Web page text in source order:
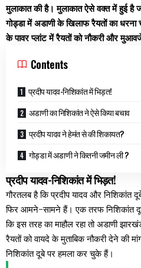
मुलाकात की है। मुलाकात ऐसे वक्त में हुई है
गोड्डा में अडाणी के खिलाफ रैयतों का धरना
के पावर प्लांट में रैयतों को नौकरी और
Contents
प्रदीप यादव-निशिकांत में भिड़त!
अडाणी का निशिकांत ने ऐसे किया बचाव
प्रदीप यादव ने हेमंत से की शिकायत?
गोड्डा में अडाणी ने कितनी जमीन ली ?
प्रदीप यादव-निशिकांत में भिड़त!
गौरतलब है कि प्रदीप यादव और निशिकांत
फिर आमने-सामने हैं। एक तरफ निशिकांत
कि इस तरह का माहौल रहा तो अडाणी
रैयतों को वायदे के मुताबिक नौकरी देने की
निशिकांत दूबे पर हमला कर चुके हैं।